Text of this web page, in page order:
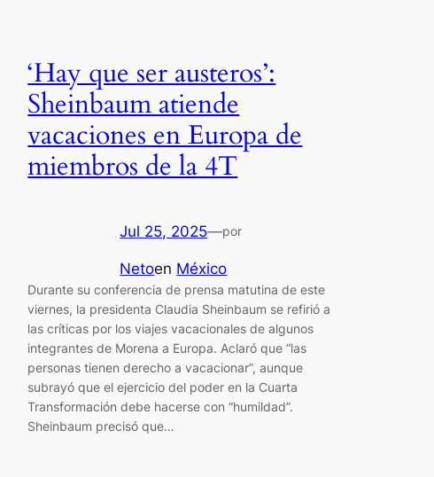
‘Hay que ser austeros’:
Sheinbaum atiende
vacaciones en Europa de
miembros de la 4T
Jul 25, 2025—por
Netoen México
Durante su conferencia de prensa matutina de este
viernes, la presidenta Claudia Sheinbaum se refirió a
las críticas por los viajes vacacionales de algunos
integrantes de Morena a Europa. Aclaró que “las
personas tienen derecho a vacacionar”, aunque
subrayó que el ejercicio del poder en la Cuarta
Transformación debe hacerse con “humildad”.
Sheinbaum precisó que…